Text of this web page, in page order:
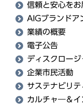
信頼と安心を
AIGブランドア
業績の概要
電子公告
ディスクロージ
企業市民活動
サステナビリテ
カルチャ―＆イ